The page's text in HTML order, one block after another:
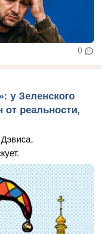
0
у Зеленского
от реальности,